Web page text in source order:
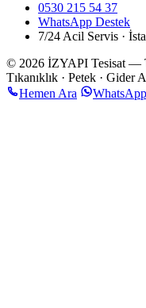
0530 215 54 37
WhatsApp Destek
7/24 Acil Servis ·
© 2026 İZYAPI Tesisat —
Tıkanıklık · Petek · Gider
Hemen Ara
WhatsApp